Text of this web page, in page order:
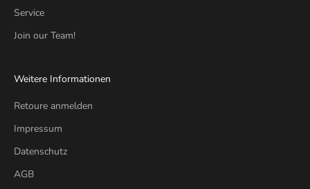
Service
Join our Team!
Weitere Informationen
Retoure anmelden
Impressum
Datenschutz
AGB